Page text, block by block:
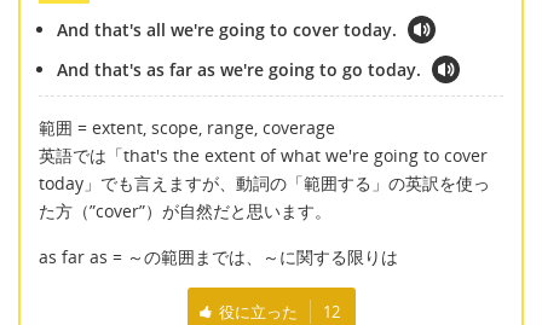
And that's all we're going to cover today.
And that's as far as we're going to go today.
範囲 = extent, scope, range, coverage
英語では「that's the extent of what we're going to cover
today」でも言えますが、動詞の「範囲する」の英訳を使っ
た方（”cover”）が自然だと思います。
as far as = ～の範囲までは、～に関する限りは
役に立った 12